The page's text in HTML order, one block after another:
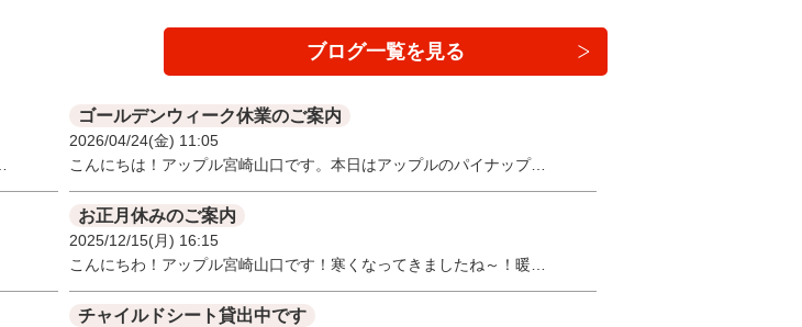
ブログ一覧を見る
ゴールデンウィーク休業のご案内
2026/04/24(金) 11:05
こんにちは！アップル宮崎山口です。本日はアップルのパイナップ…
お正月休みのご案内
2025/12/15(月) 16:15
こんにちわ！アップル宮崎山口です！寒くなってきましたね～！暖…
チャイルドシート貸出中です